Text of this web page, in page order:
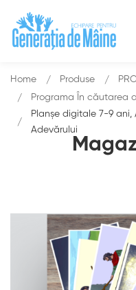
Home Produse
Programa În căutarea
Planșe digitale 7-9 ani,
Adevărului